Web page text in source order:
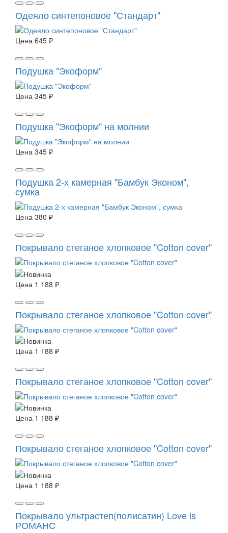
Одеяло синтепоновое "Стандарт"
Цена 645 ₽
Подушка "Экоформ"
Цена 345 ₽
Подушка "Экоформ" на молнии
Цена 345 ₽
Подушка 2-х камерная "Бамбук Эконом",
сумка
Цена 380 ₽
Покрывало стеганое хлопковое "Cotton cover"
Цена 1 188 ₽
Покрывало стеганое хлопковое "Cotton cover"
Цена 1 188 ₽
Покрывало стеганое хлопковое "Cotton cover"
Цена 1 188 ₽
Покрывало стеганое хлопковое "Cotton cover"
Цена 1 188 ₽
Покрывало ультрастеп(полисатин) Love is
РОМАНС